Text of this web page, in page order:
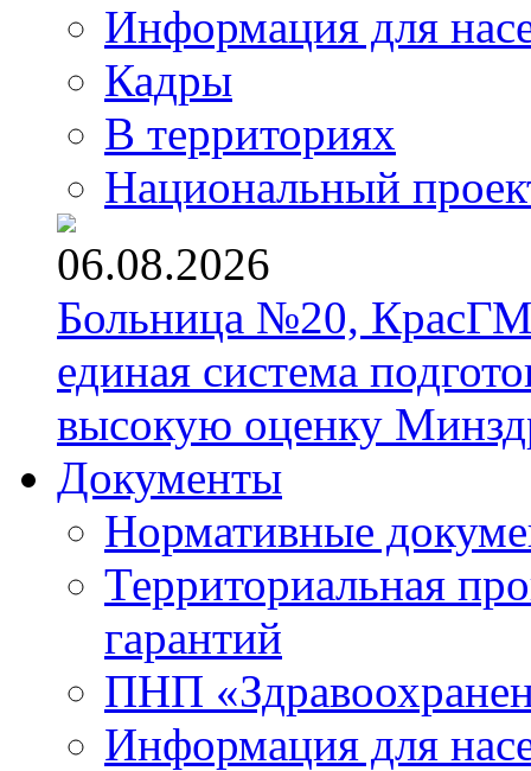
Информация для
Кадры
В территориях
Национальный
06.08.2026
Больница №20,
единая система
высокую оценку
Документы
Нормативные
Территориальная
гарантий
ПНП
Информация для